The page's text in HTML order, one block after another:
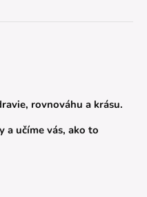
rovnováhu a krásu.
a učíme vás, ako to